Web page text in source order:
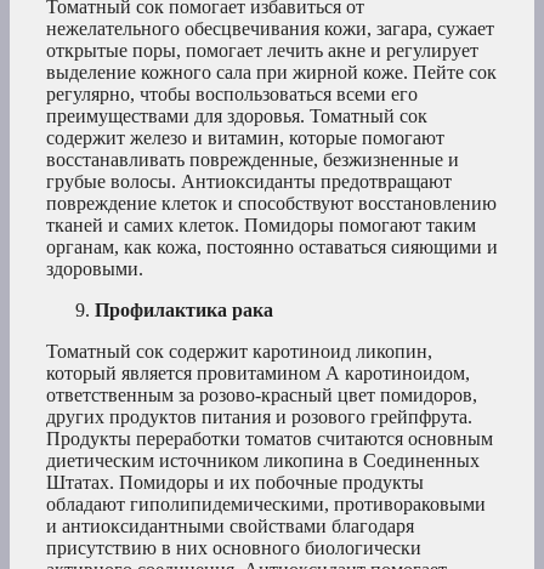
Томатный сок помогает избавиться от
нежелательного обесцвечивания кожи, загара, сужает
открытые поры, помогает лечить акне и регулирует
выделение кожного сала при жирной коже. Пейте сок
регулярно, чтобы воспользоваться всеми его
преимуществами для здоровья. Томатный сок
содержит железо и витамин, которые помогают
восстанавливать поврежденные, безжизненные и
грубые волосы. Антиоксиданты предотвращают
повреждение клеток и способствуют восстановлению
тканей и самих клеток. Помидоры помогают таким
органам, как кожа, постоянно оставаться сияющими и
здоровыми.
Профилактика рака
Томатный сок содержит каротиноид ликопин,
который является провитамином А каротиноидом,
ответственным за розово-красный цвет помидоров,
других продуктов питания и розового грейпфрута.
Продукты переработки томатов считаются основным
диетическим источником ликопина в Соединенных
Штатах. Помидоры и их побочные продукты
обладают гиполипидемическими, противораковыми
и антиоксидантными свойствами благодаря
присутствию в них основного биологически